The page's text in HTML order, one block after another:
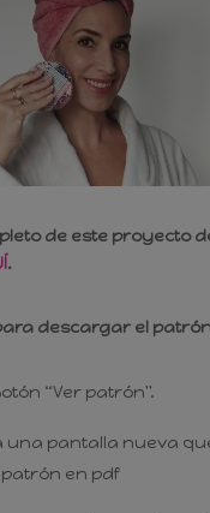
de este proyecto
.
descargar el
“Ver patrón".
una pantalla nueva
en pdf